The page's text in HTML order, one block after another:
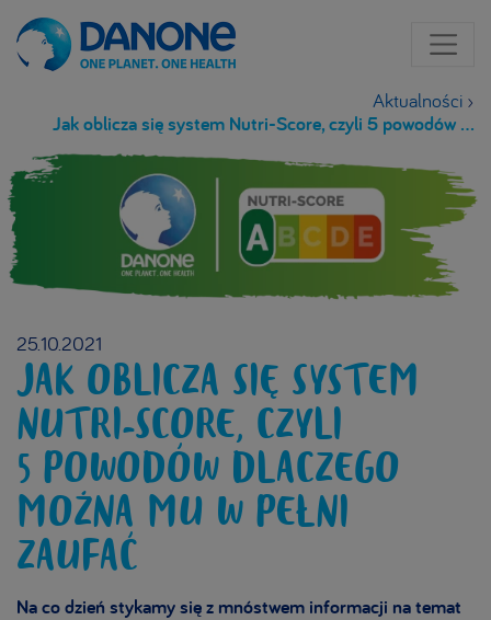
Aktualności ›
Jak oblicza się system Nutri-Score, czyli 5 powodów dlaczego można mu w pełni zaufać
25.10.2021
JAK OBLICZA SIĘ SYSTEM
NUTRI-SCORE, CZYLI
5 POWODÓW DLACZEGO
MOŻNA MU W PEŁNI
ZAUFAĆ
Na co dzień stykamy się z mnóstwem informacji na temat